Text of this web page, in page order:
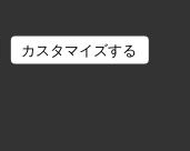
カスタマイズする
fabulous.